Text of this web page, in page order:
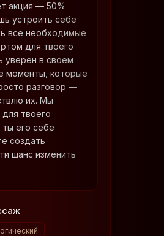
акция — 50%
устроить себе
все необходимые
для твоего
уверен в своем
моменты, которые
разговор —
их. Мы
твоего
ты его себе
создать
шанс изменить